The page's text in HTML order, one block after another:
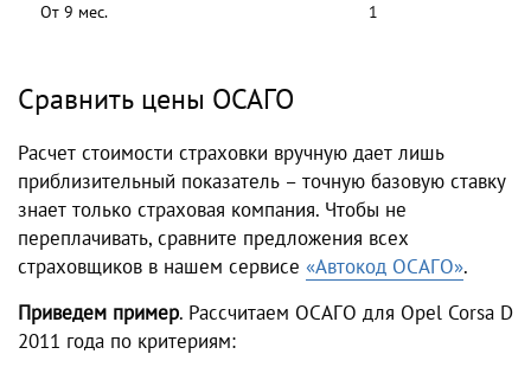
От 9 мес. 1
Сравнить цены ОСАГО
Расчет стоимости страховки вручную дает лишь
приблизительный показатель – точную базовую ставку
знает только страховая компания. Чтобы не
переплачивать, сравните предложения всех
страховщиков в нашем сервисе «Автокод ОСАГО».
Приведем пример. Рассчитаем ОСАГО для Opel Corsa D
2011 года по критериям: